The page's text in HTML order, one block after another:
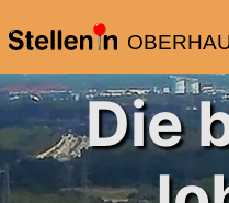
Die